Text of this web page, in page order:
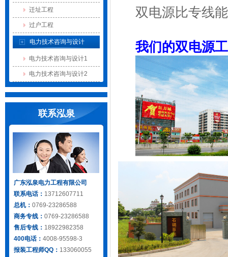
迁址工程
过户工程
电力技术咨询与设计
电力技术咨询与设计1
电力技术咨询与设计2
联系泓泉
广东泓泉电力工程有限公司
联系电话： 13712607711
总机： 0769-23286588
商务专线： 0769-23286588
售后专线： 18922982358
400电话： 4008-95598-3
报装工程师QQ： 133060055
双电源比专线能
我们的双电源